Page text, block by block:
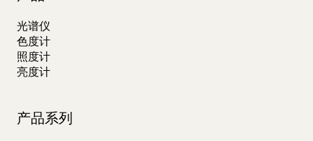
光谱仪
色度计
照度计
亮度计
产品系列